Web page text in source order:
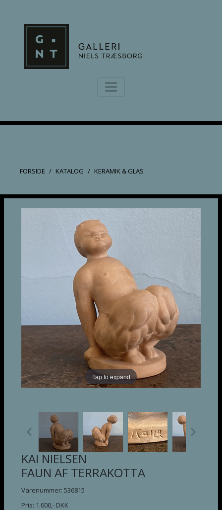
FORSIDE KATALOG KERAMIK & GLAS
Tap to expand
KAI NIELSEN
FAUN AF TERRAKOTTA
Varenummer: 536815
Pris: 1.000,- DKK